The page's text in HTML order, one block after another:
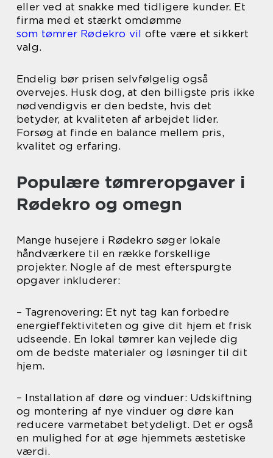
eller ved at snakke med tidligere kunder. Et
firma med et stærkt omdømme
som tømrer Rødekro vil ofte være et sikkert
valg.
Endelig bør prisen selvfølgelig også
overvejes. Husk dog, at den billigste pris ikke
nødvendigvis er den bedste, hvis det
betyder, at kvaliteten af arbejdet lider.
Forsøg at finde en balance mellem pris,
kvalitet og erfaring.
Populære tømreropgaver i
Rødekro og omegn
Mange husejere i Rødekro søger lokale
håndværkere til en række forskellige
projekter. Nogle af de mest efterspurgte
opgaver inkluderer:
– Tagrenovering: Et nyt tag kan forbedre
energieffektiviteten og give dit hjem et frisk
udseende. En lokal tømrer kan vejlede dig
om de bedste materialer og løsninger til dit
hjem.
– Installation af døre og vinduer: Udskiftning
og montering af nye vinduer og døre kan
reducere varmetabet betydeligt. Det er også
en mulighed for at øge hjemmets æstetiske
værdi.